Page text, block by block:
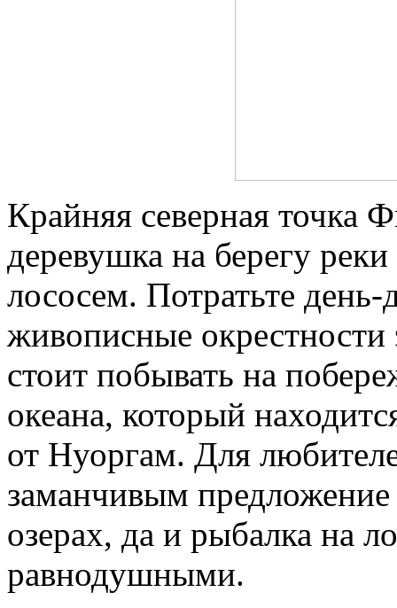
Крайняя северная точка
деревушка на берегу
лососем. Потратьте
живописные окрестности
стоит побывать на
океана, который
от Нуоргам. Для
заманчивым
озерах, да и рыбалка на
равнодушными.